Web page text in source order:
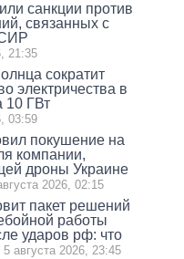
санкции против
связанных с
21:35
сократит
электричества в
10 ГВт
03:59
покушение на
компании,
дроны Украине
2026, 02:15
пакет решений
работы
ударов рф: что
5 августа 2026, 23:45